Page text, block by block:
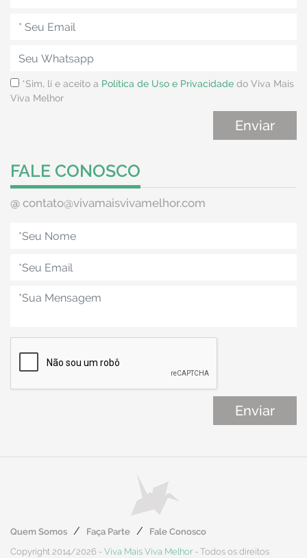
*Sim, li e aceito a Política de Uso e Privacidade do Viva Mais
Viva Melhor
FALE CONOSCO
@ contato@vivamaisvivamelhor.com
Quem Somos Faça Parte
Fale Conosco
Copyright 2014/2026 - Viva Mais Viva Melhor- Todos os direitos